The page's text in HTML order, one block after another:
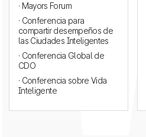
· Mayors Forum
· Conferencia para
compartir desempeños de
las Ciudades Inteligentes
· Conferencia Global de
CDO
· Conferencia sobre Vida
Inteligente